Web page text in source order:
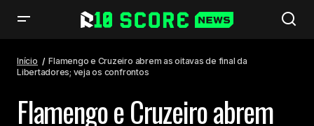
confrontos
Início
Flamengo e Cruzeiro abrem as oitavas de final da
Libertadores; veja os confrontos
Flamengo e Cruzeiro abrem